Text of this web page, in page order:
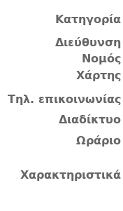
Κατηγορία
Διεύθυνση
Νομός
Χάρτης
Τηλ. επικοινωνίας
Διαδίκτυο
Ωράριο
Χαρακτηριστικά